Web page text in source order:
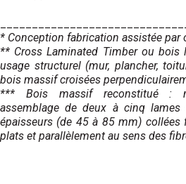
* Conception fabrication assistée par
** Cross Laminated Timber ou bois
usage structurel (mur, plancher,
bois massif croisées
*** Bois massif reconstitué :
assemblage de deux à cinq
épaisseurs (de 45 à 85 mm) collées
plats et parallèlement au sens des